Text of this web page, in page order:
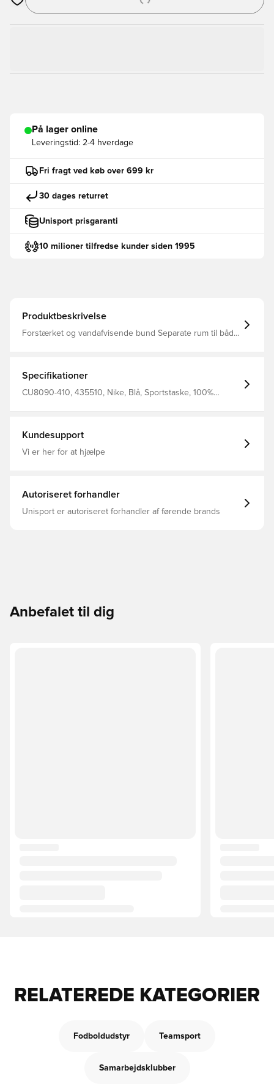
Åbner en Modal til at logge ind eller tilmelde dig som medlem
På lager online
Leveringstid: 2-4 hverdage
Fri fragt ved køb over 699 kr
30 dages returret
Unisport prisgaranti
10 milioner tilfredse kunder siden 1995
Produktbeskrivelse
Forstærket og vandafvisende bund Separate rum til både
Specifikationer
CU8090-410, 435510, Nike, Blå, Sportstaske, 100%
Kundesupport
Vi er her for at hjælpe
Autoriseret forhandler
Unisport er autoriseret forhandler af førende brands
Anbefalet til dig
RELATEREDE KATEGORIER
Fodboldudstyr Teamsport
Samarbejdsklubber